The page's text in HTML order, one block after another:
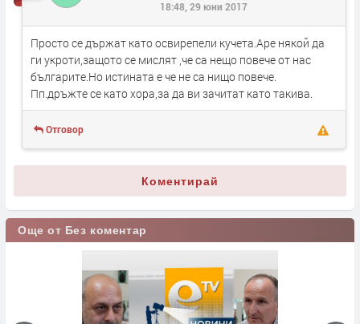
18:48, 29 юни 2017
Просто се държат като освирепели кучета.Аре някой да
ги укроти,защото се мислят ,че са нещо повече от нас
българите.Но истината е че не са нищо повече.
Пп.дръжте се като хора,за да ви зачитат като такива.
Отговор
Коментирай
Още от Без коментар